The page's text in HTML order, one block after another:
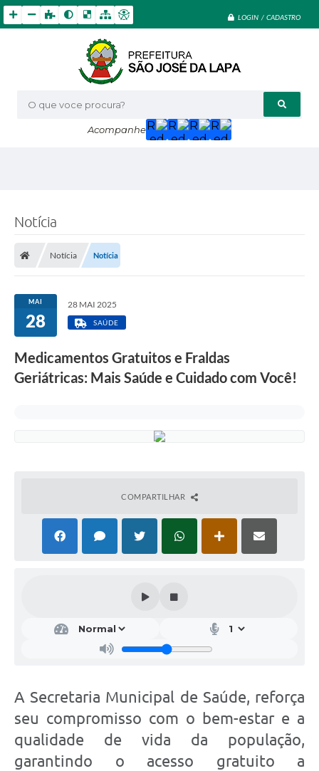
LOGIN / CADASTRO
O que voce procura?
Acompanhe
Notícia
Notícia Notícia
MAI
28
28 MAI 2025
SAÚDE
Medicamentos Gratuitos e Fraldas
Geriátricas: Mais Saúde e Cuidado com Você!
COMPARTILHAR
A Secretaria Municipal de Saúde, reforça
seu compromisso com o bem-estar e a
qualidade de vida da população,
garantindo o acesso gratuito a